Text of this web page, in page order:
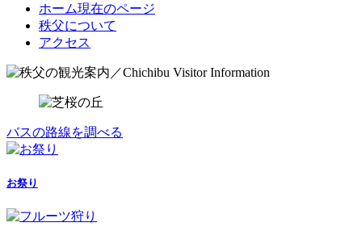
ホーム現在のページ
秩父について
アクセス
バスの路線を調べる
お祭り